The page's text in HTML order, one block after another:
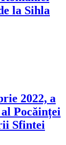
la Sihla
2022, a
Pocăinței
Sfintei